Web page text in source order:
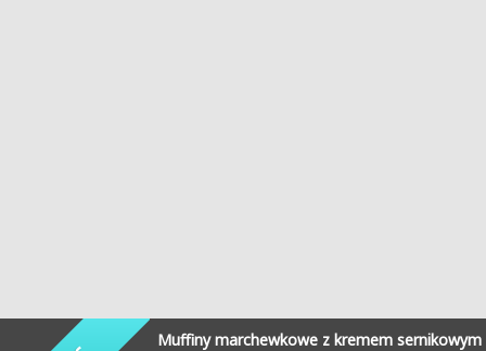
Muffiny marchewkowe z kremem sernikowym